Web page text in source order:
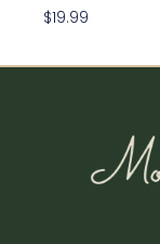
$19.99